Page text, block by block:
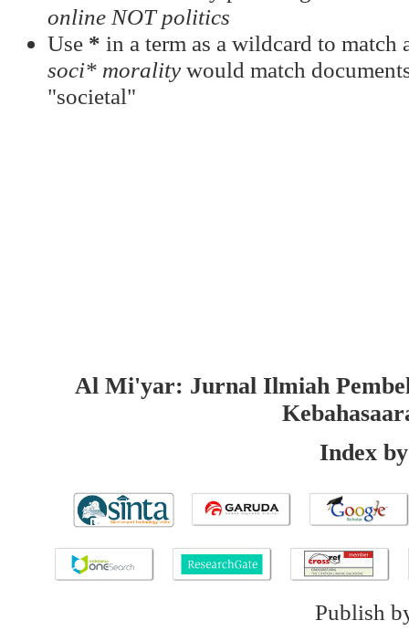
online NOT politics
Use * in a term as a wildcard to match
soci* moralitywould match
"societal"
Al Mi'yar: Jurnal Ilmiah
Index by
Publish